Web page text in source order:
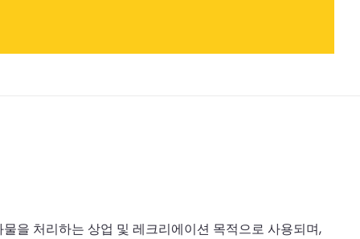
을 처리하는 상업 및 레크리에이션 목적으로 사용되며,